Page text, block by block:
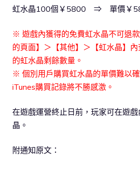
虹水晶100個￥5800 ⇒ 單價￥
※ 遊戲內獲得的免費虹水晶不可退
的頁面】＞【其他】＞【虹水晶】
的虹水晶剩餘數量。
※ 個別用戶購買虹水晶的單價難以
iTunes購買記錄將不勝感激。
在遊戲運營終止日前，玩家可在遊
晶。
附通知原文：